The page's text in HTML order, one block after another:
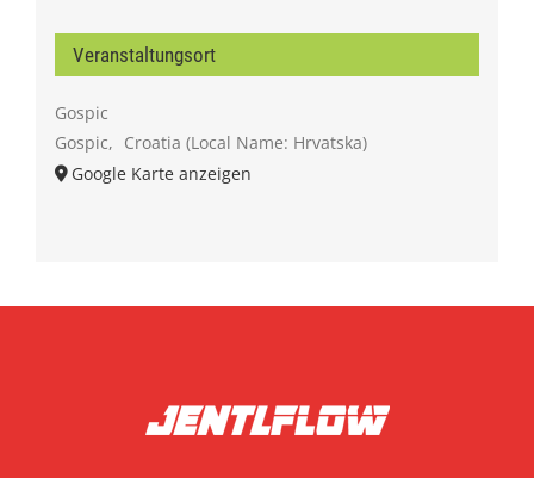
Veranstaltungsort
Gospic
Gospic, Croatia (Local Name: Hrvatska)
Google Karte anzeigen